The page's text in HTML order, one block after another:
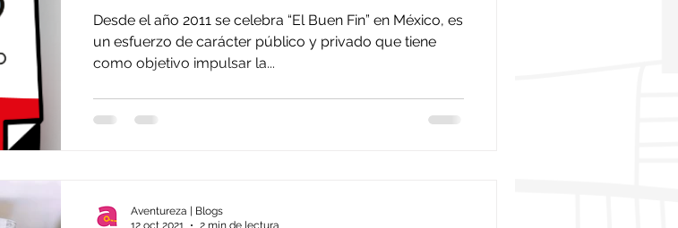
Desde el año 2011 se celebra “El Buen Fin” en México, es
un esfuerzo de carácter público y privado que tiene
como objetivo impulsar la...
Aventureza | Blogs
12 oct 2021
2 min de lectura